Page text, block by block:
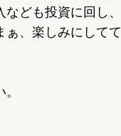
ども投資に回し、
ぁ、楽しみにしてて